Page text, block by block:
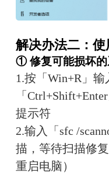
解决办法二：
① 修复可能损坏的
1.按「Win+R」
「
提示符
2.输入「sfc /
描，等待扫描修
重启电脑）